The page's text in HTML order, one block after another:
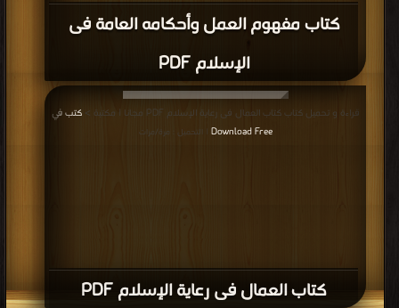
كتاب مفهوم العمل وأحكامه العامة فى
الإسلام PDF
كتاب العمال فى رعاية الإسلام PDF
قراءة و تحميل كتاب كتاب العمال فى رعاية الإسلام PDF مجانا | مكتبة >
كتب في
Download Free | التحميل : مرة/مرات